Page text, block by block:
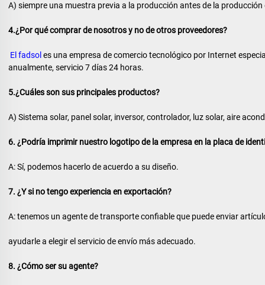
A) siempre una muestra previa a la producción antes de la
4.¿Por qué comprar de nosotros y no de otros proveedores?
El fadsol es una empresa de comercio tecnológico por Internet
anualmente, servicio 7 días 24 horas.
5.¿Cuáles son sus principales productos?
A) Sistema solar, panel solar, inversor, controlador, luz solar, aire
6. ¿Podría imprimir nuestro logotipo de la empresa en la placa de
A: Sí, podemos hacerlo de acuerdo a su diseño.
7. ¿Y si no tengo experiencia en exportación?
A: tenemos un agente de transporte confiable que puede enviar
ayudarle a elegir el servicio de envío más adecuado.
8. ¿Cómo ser su agente?